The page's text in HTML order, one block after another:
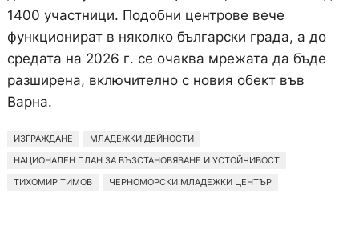
1400 участници. Подобни центрове вече
функционират в няколко български града, а до
средата на 2026 г. се очаква мрежата да бъде
разширена, включително с новия обект във
Варна.
ИЗГРАЖДАНЕ
МЛАДЕЖКИ ДЕЙНОСТИ
НАЦИОНАЛЕН ПЛАН ЗА ВЪЗСТАНОВЯВАНЕ И УСТОЙЧИВОСТ
ТИХОМИР ТИМОВ
ЧЕРНОМОРСКИ МЛАДЕЖКИ ЦЕНТЪР